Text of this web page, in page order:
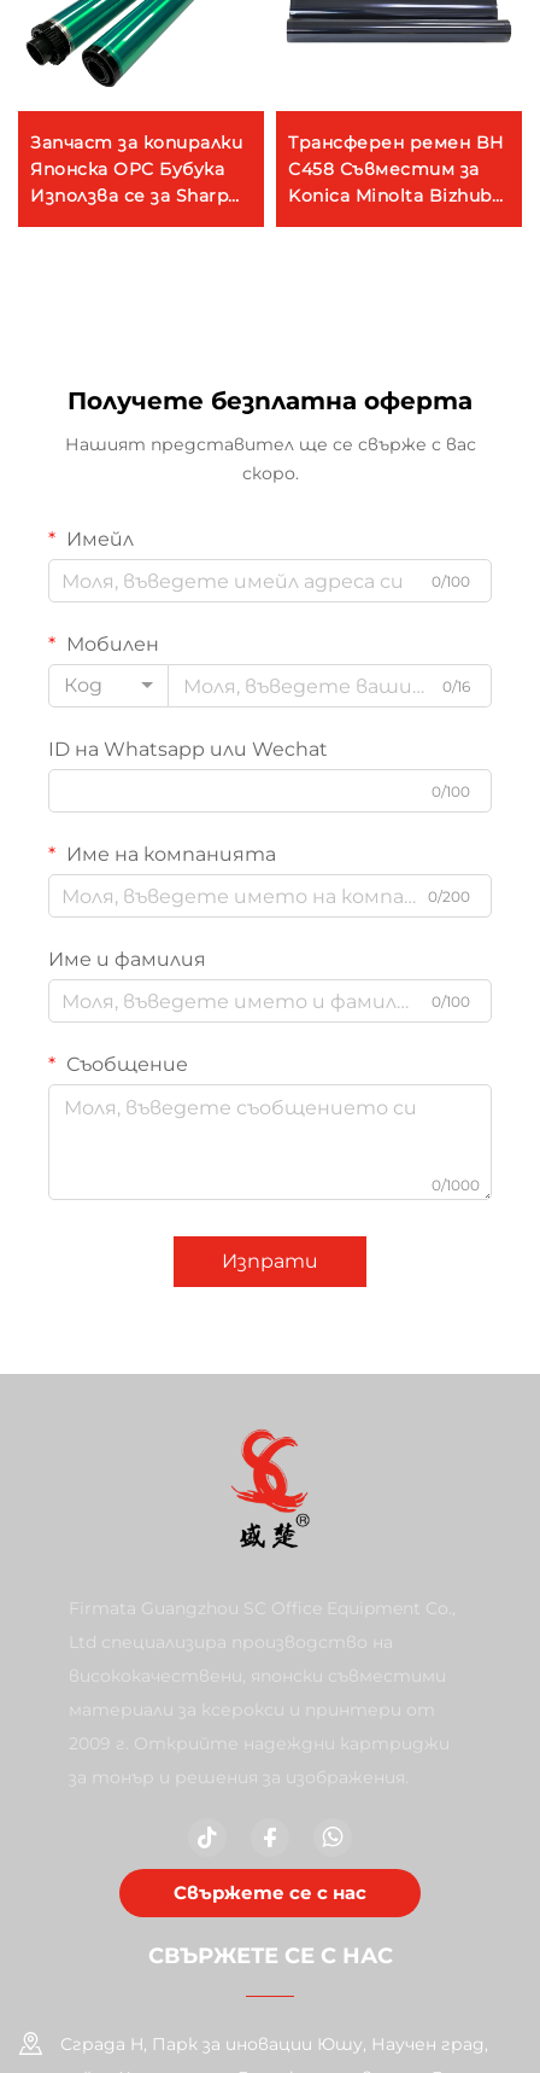
Запчаст за копиралки
Японска OPC Бубука
Използва се за Sharp
AR-
Трансферен ремен BH
C458 Съвместим за
Konica Minolta Bizhub
C284 C364 C454 C554
Получете безплатна оферта
Нашият представител ще се свърже с вас
скоро.
Имейл
0/100
Мобилен
Код
0/16
ID на Whatsapp или Wechat
0/100
Име на компанията
0/200
Име и фамилия
0/100
Съобщение
0/1000
Изпрати
Firmata Guangzhou SC Office Equipment Co.,
Ltd специализира производство на
висококачествени, японски съвместими
материали за ксерокси и принтери от
2009 г. Открийте надеждни картриджи
за тонър и решения за изображения.
Свържете се с нас
СВЪРЖЕТЕ СЕ С НАС
Сграда H, Парк за иновации Юшу, Научен град,